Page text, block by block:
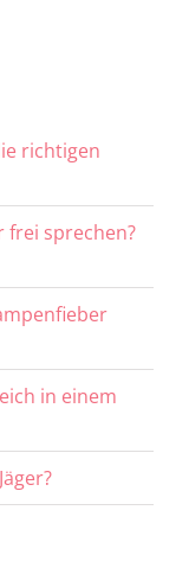
richtigen
frei sprechen?
in einem